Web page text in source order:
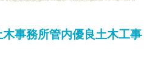
事務所管内優良土木工事